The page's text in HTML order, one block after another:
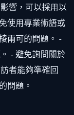
響，可以採用以
使用專業術語或
兩可的問題。 -
- 避免詢問關於
者能夠準確回
問題。